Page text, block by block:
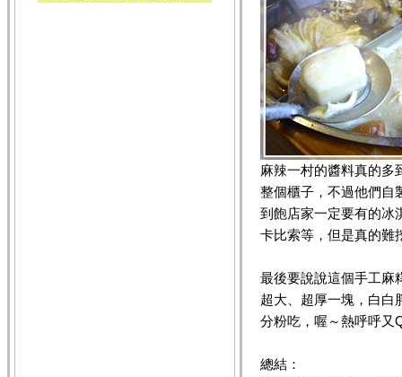
麻辣一村的醬料真的多
整個櫃子，不過他們自
到飽店家一定要有的冰
卡比索等，但是真的難
最後要說說這個手工麻
超大、超厚一塊，白白
分粉吃，喔～熱呼呼又
總結：